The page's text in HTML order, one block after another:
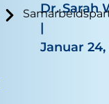
Dr. Sarah
|
Januar 24,